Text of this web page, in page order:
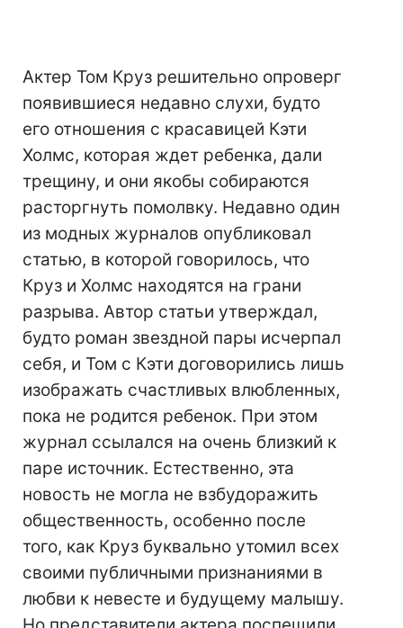
Актер Том Круз решительно опроверг
появившиеся недавно слухи, будто
его отношения с красавицей Кэти
Холмс, которая ждет ребенка, дали
трещину, и они якобы собираются
расторгнуть помолвку. Недавно один
из модных журналов опубликовал
статью, в которой говорилось, что
Круз и Холмс находятся на грани
разрыва. Автор статьи утверждал,
будто роман звездной пары исчерпал
себя, и Том с Кэти договорились лишь
изображать счастливых влюбленных,
пока не родится ребенок. При этом
журнал ссылался на очень близкий к
паре источник. Естественно, эта
новость не могла не взбудоражить
общественность, особенно после
того, как Круз буквально утомил всех
своими публичными признаниями в
любви к невесте и будущему малышу.